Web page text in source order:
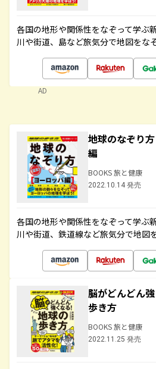
各国の地形や関係性をなぞって学ぶ
川や街道、島など旅気分で地図をな
AD
地球のなぞり
編
BOOKS 旅と健康
2022.10.14 発売
各国の地形や関係性をなぞって学ぶ
川や街道、鉄道線など旅気分で地図
脳がどんどん
歩き方
BOOKS 旅と健康
2022.11.25 発売